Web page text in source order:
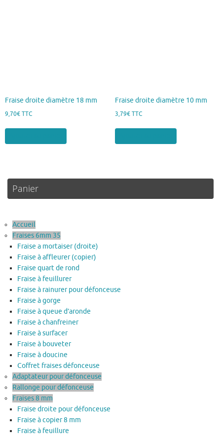
Fraise droite diamètre 18 mm
9,70€ TTC
Fraise droite diamètre 10 mm
3,79€ TTC
Panier
Accueil
Fraises 6mm 35
Fraise a mortaiser (droite)
Fraise à affleurer (copier)
Fraise quart de rond
Fraise à feuillurer
Fraise à rainurer pour défonceuse
Fraise à gorge
Fraise à queue d’aronde
Fraise à chanfreiner
Fraise à surfacer
Fraise à bouveter
Fraise à doucine
Coffret fraises défonceuse
Adaptateur pour défonceuse
Rallonge pour défonceuse
Fraises 8 mm
Fraise droite pour défonceuse
Fraise à copier 8 mm
Fraise à feuillure